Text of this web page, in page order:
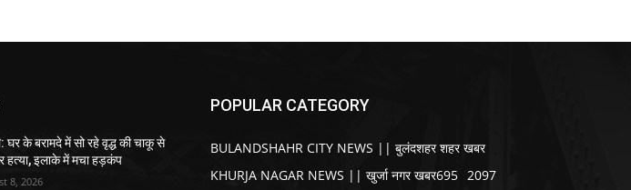
घर के बरामदे में सो रहे वृद्ध की चाकू से
हत्या, इलाके में मचा हड़कंप
8, 2026
POPULAR CATEGORY
BULANDSHAHR CITY NEWS || बुलंदशहर शहर खबर
2097
KHURJA NAGAR NEWS || खुर्जा नगर खबर695